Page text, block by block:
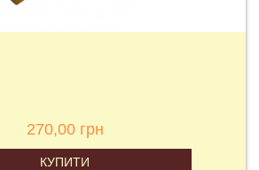
270,00 грн
КУПИТИ